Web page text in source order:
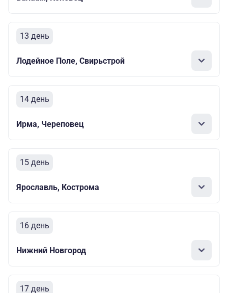
13 день
Лодейное Поле, Свирьстрой
14 день
Ирма, Череповец
15 день
Ярославль, Кострома
16 день
Нижний Новгород
17 день